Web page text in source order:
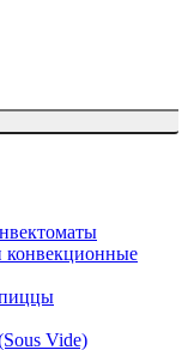
конвекционные